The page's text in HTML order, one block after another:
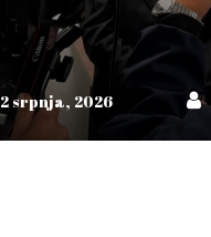
2 srpnja, 2026